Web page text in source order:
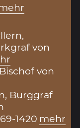
von
von
Burggraf
1420 mehr